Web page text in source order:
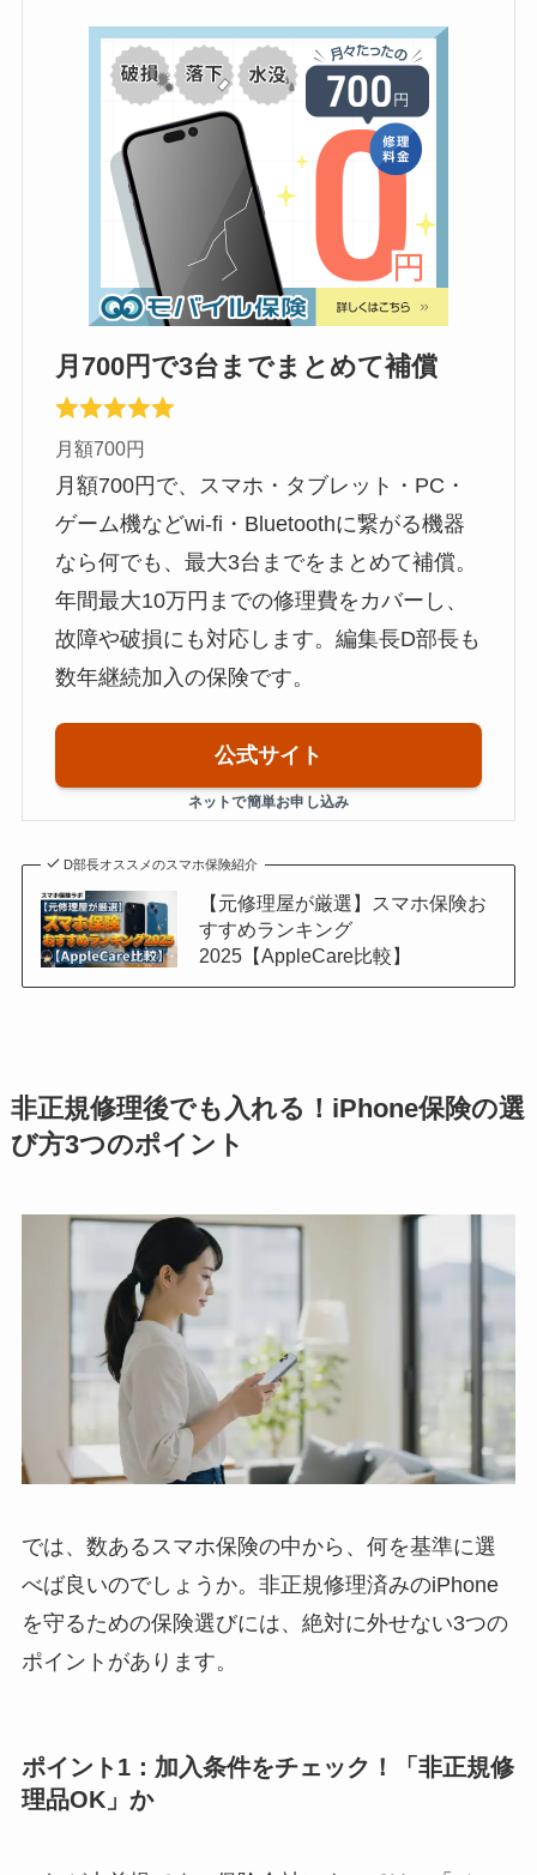
月700円で3台までまとめて補償
月額700円
月額700円で、スマホ・タブレット・PC・
ゲーム機などwi-fi・Bluetoothに繋がる機器
なら何でも、最大3台までをまとめて補償。
年間最大10万円までの修理費をカバーし、
故障や破損にも対応します。編集長D部長も
数年継続加入の保険です。
公式サイト
D部長オススメのスマホ保険紹介
【元修理屋が厳選】スマホ保険お
すすめランキング
2025【AppleCare比較】
非正規修理後でも入れる！iPhone保険の選
び方3つのポイント
では、数あるスマホ保険の中から、何を基準に選
べば良いのでしょうか。非正規修理済みのiPhone
を守るための保険選びには、絶対に外せない3つの
ポイントがあります。
ポイント1：加入条件をチェック！「非正規修
理品OK」か